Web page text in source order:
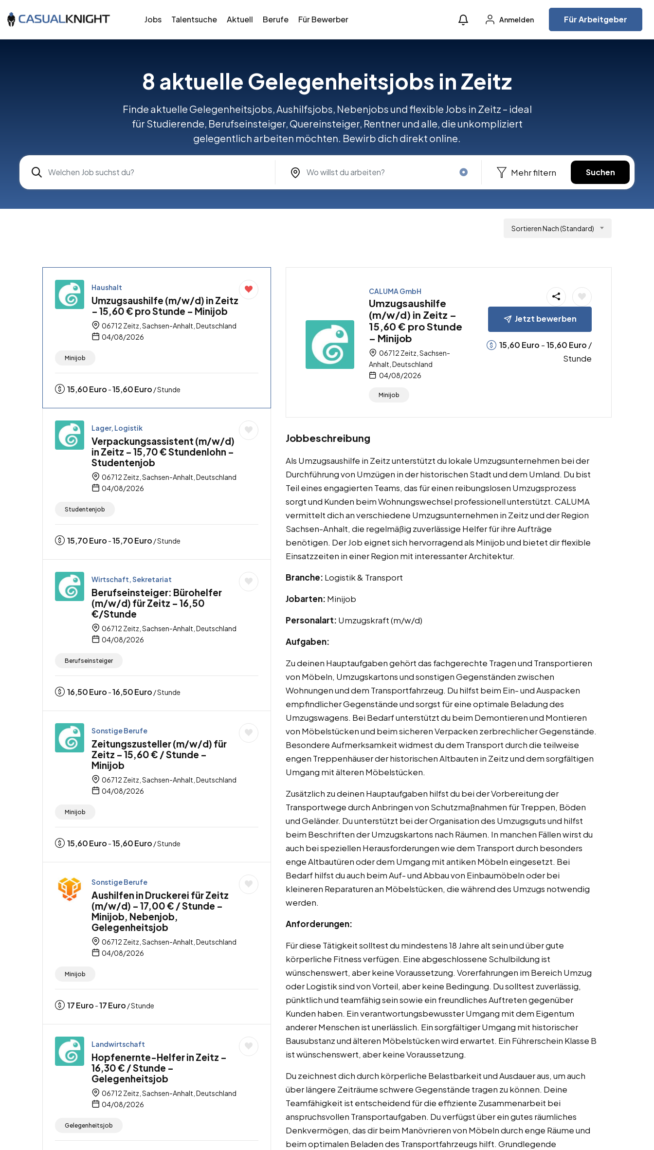
Jobs Talentsuche Aktuell Berufe Für Bewerber Anmelden Für Arbeitgeber
8 aktuelle Gelegenheitsjobs in Zeitz
Finde aktuelle Gelegenheitsjobs, Aushilfsjobs, Nebenjobs und flexible Jobs in Zeitz – ideal
für Studierende, Berufseinsteiger, Quereinsteiger, Rentner und alle, die unkompliziert
gelegentlich arbeiten möchten. Bewirb dich direkt online.
Mehr filtern Suchen
Sortieren Nach (Standard)
Haushalt
Umzugsaushilfe (m/w/d) in Zeitz
– 15,60 € pro Stunde – Minijob
06712 Zeitz, Sachsen-Anhalt, Deutschland
04/08/2026
Minijob
15,60Euro -15,60Euro / Stunde
Lager, Logistik
Verpackungsassistent (m/w/d)
in Zeitz – 15,70 € Stundenlohn –
Studentenjob
06712 Zeitz, Sachsen-Anhalt, Deutschland
04/08/2026
Studentenjob
15,70Euro -15,70Euro / Stunde
Wirtschaft, Sekretariat
Berufseinsteiger: Bürohelfer
(m/w/d) für Zeitz – 16,50
€/Stunde
06712 Zeitz, Sachsen-Anhalt, Deutschland
04/08/2026
Berufseinsteiger
16,50Euro -16,50Euro / Stunde
Sonstige Berufe
Zeitungszusteller (m/w/d) für
Zeitz – 15,60 € / Stunde –
Minijob
06712 Zeitz, Sachsen-Anhalt, Deutschland
04/08/2026
Minijob
15,60Euro -15,60Euro / Stunde
Sonstige Berufe
Aushilfen in Druckerei für Zeitz
(m/w/d) – 17,00 € / Stunde –
Minijob, Nebenjob,
Gelegenheitsjob
06712 Zeitz, Sachsen-Anhalt, Deutschland
04/08/2026
Minijob
17Euro -17Euro / Stunde
Landwirtschaft
Hopfenernte-Helfer in Zeitz –
16,30 € / Stunde –
Gelegenheitsjob
06712 Zeitz, Sachsen-Anhalt, Deutschland
04/08/2026
Gelegenheitsjob
CALUMA GmbH
Umzugsaushilfe
(m/w/d) in Zeitz –
15,60 € pro Stunde
– Minijob
06712 Zeitz, Sachsen-
Anhalt, Deutschland
04/08/2026
Minijob
Jetzt bewerben
15,60 Euro -15,60 Euro /
Stunde
Jobbeschreibung
Als Umzugsaushilfe in Zeitz unterstützt du lokale Umzugsunternehmen bei der
Durchführung von Umzügen in der historischen Stadt und dem Umland. Du bist
Teil eines engagierten Teams, das für einen reibungslosen Umzugsprozess
sorgt und Kunden beim Wohnungswechsel professionell unterstützt. CALUMA
vermittelt dich an verschiedene Umzugsunternehmen in Zeitz und der Region
Sachsen-Anhalt, die regelmäßig zuverlässige Helfer für ihre Aufträge
benötigen. Der Job eignet sich hervorragend als Minijob und bietet dir flexible
Einsatzzeiten in einer Region mit interessanter Architektur.
Branche: Logistik & Transport
Jobarten: Minijob
Personalart: Umzugskraft (m/w/d)
Aufgaben:
Zu deinen Hauptaufgaben gehört das fachgerechte Tragen und Transportieren
von Möbeln, Umzugskartons und sonstigen Gegenständen zwischen
Wohnungen und dem Transportfahrzeug. Du hilfst beim Ein- und Auspacken
empfindlicher Gegenstände und sorgst für eine optimale Beladung des
Umzugswagens. Bei Bedarf unterstützt du beim Demontieren und Montieren
von Möbelstücken und beim sicheren Verpacken zerbrechlicher Gegenstände.
Besondere Aufmerksamkeit widmest du dem Transport durch die teilweise
engen Treppenhäuser der historischen Altbauten in Zeitz und dem sorgfältigen
Umgang mit älteren Möbelstücken.
Zusätzlich zu deinen Hauptaufgaben hilfst du bei der Vorbereitung der
Transportwege durch Anbringen von Schutzmaßnahmen für Treppen, Böden
und Geländer. Du unterstützt bei der Organisation des Umzugsguts und hilfst
beim Beschriften der Umzugskartons nach Räumen. In manchen Fällen wirst du
auch bei speziellen Herausforderungen wie dem Transport durch besonders
enge Altbautüren oder dem Umgang mit antiken Möbeln eingesetzt. Bei
Bedarf hilfst du auch beim Auf- und Abbau von Einbaumöbeln oder bei
kleineren Reparaturen an Möbelstücken, die während des Umzugs notwendig
werden.
Anforderungen:
Für diese Tätigkeit solltest du mindestens 18 Jahre alt sein und über gute
körperliche Fitness verfügen. Eine abgeschlossene Schulbildung ist
wünschenswert, aber keine Voraussetzung. Vorerfahrungen im Bereich Umzug
oder Logistik sind von Vorteil, aber keine Bedingung. Du solltest zuverlässig,
pünktlich und teamfähig sein sowie ein freundliches Auftreten gegenüber
Kunden haben. Ein verantwortungsbewusster Umgang mit dem Eigentum
anderer Menschen ist unerlässlich. Ein sorgfältiger Umgang mit historischer
Bausubstanz und älteren Möbelstücken wird erwartet. Ein Führerschein Klasse B
ist wünschenswert, aber keine Voraussetzung.
Du zeichnest dich durch körperliche Belastbarkeit und Ausdauer aus, um auch
über längere Zeiträume schwere Gegenstände tragen zu können. Deine
Teamfähigkeit ist entscheidend für die effiziente Zusammenarbeit bei
anspruchsvollen Transportaufgaben. Du verfügst über ein gutes räumliches
Denkvermögen, das dir beim Manövrieren von Möbeln durch enge Räume und
beim optimalen Beladen des Transportfahrzeugs hilft. Grundlegende